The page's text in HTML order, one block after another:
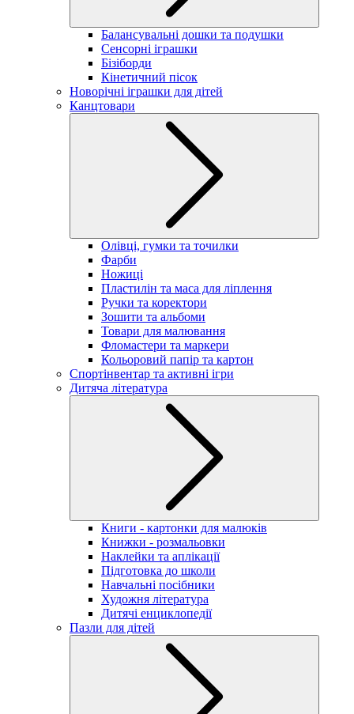
Балансувальні дошки та подушки
Сенсорні іграшки
Бізіборди
Кінетичний пісок
Новорічні іграшки для дітей
Канцтовари
Олівці, гумки та точилки
Фарби
Ножиці
Пластилін та маса для ліплення
Ручки та коректори
Зошити та альбоми
Товари для малювання
Фломастери та маркери
Кольоровий папір та картон
Спортінвентар та активні ігри
Дитяча література
Книги - картонки для малюків
Книжки - розмальовки
Наклейки та аплікації
Підготовка до школи
Навчальні посібники
Художня література
Дитячі енциклопедії
Пазли для дітей